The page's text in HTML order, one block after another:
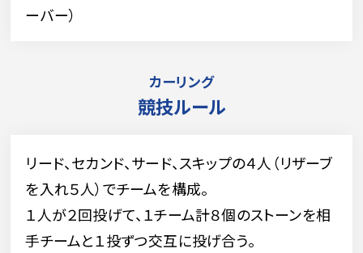
ーバー）
カーリング
競技ルール
リード、セカンド、サード、スキップの４人（リザーブ
を入れ５人）でチームを構成。
１人が２回投げて、１チーム計８個のストーンを相
手チームと１投ずつ交互に投げ合う。